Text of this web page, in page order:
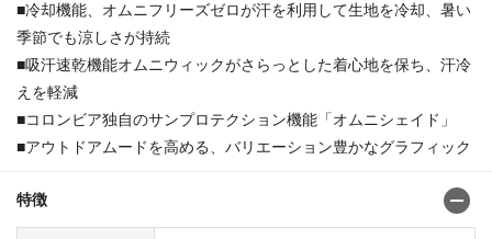
■冷却機能、オムニフリーズゼロが汗を利用して生地を冷却、暑い
季節でも涼しさが持続
■吸汗速乾機能オムニウィックがさらっとした着心地を保ち、汗冷
えを軽減
■コロンビア独自のサンプロテクション機能「オムニシェイド」
■アウトドアムードを高める、バリエーション豊かなグラフィック
特徴